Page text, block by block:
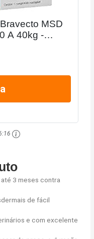
MSD
A 40kg -
3 meses contra
de fácil
e com excelente